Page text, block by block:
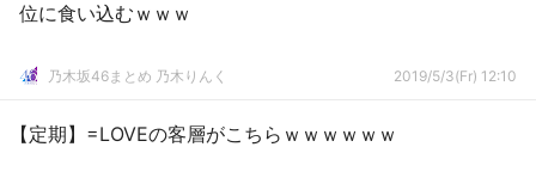
位に食い込むｗｗｗ
乃木坂46まとめ 乃木りんく 2019/5/3(Fr) 12:10
【定期】=LOVEの客層がこちらｗｗｗｗｗｗ